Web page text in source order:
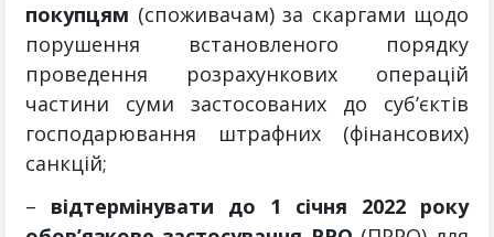
покупцям (споживачам) за скаргами щодо
порушення встановленого порядку
проведення розрахункових операцій
частини суми застосованих до суб’єктів
господарювання штрафних (фінансових)
санкцій;
– відтермінувати до 1 січня 2022 року